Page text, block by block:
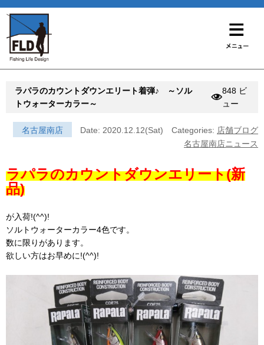
ラパラのカウントダウンエリート着弾♪ ～ソル
トウォーターカラー～
848 ビ
ュー
名古屋南店 Date: 2020.12.12(Sat) Categories: 店舗ブログ
名古屋南店ニュース
ラパラのカウントダウンエリート(新
品)
が入荷!(^^)!
ソルトウォーターカラー4色です。
数に限りがあります。
欲しい方はお早めに!(^^)!